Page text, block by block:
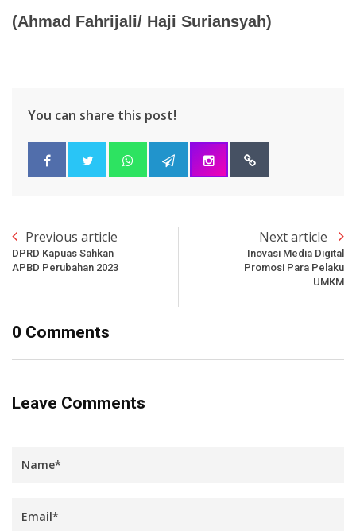
(Ahmad Fahrijali/ Haji Suriansyah)
You can share this post!
Previous article
DPRD Kapuas Sahkan
APBD Perubahan 2023
Next article
Inovasi Media Digital
Promosi Para Pelaku
UMKM
0 Comments
Leave Comments